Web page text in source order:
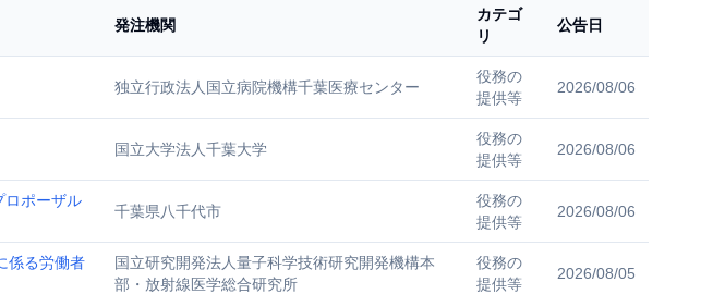
発注機関
カテゴ
リ
公告日
独立行政法人国立病院機構千葉医療センター
役務の
提供等
2026/08/06
国立大学法人千葉大学
役務の
提供等
2026/08/06
ロポーザル
千葉県八千代市
役務の
提供等
2026/08/06
係る労働者
国立研究開発法人量子科学技術研究開発機構本
部・放射線医学総合研究所
役務の
提供等
2026/08/05